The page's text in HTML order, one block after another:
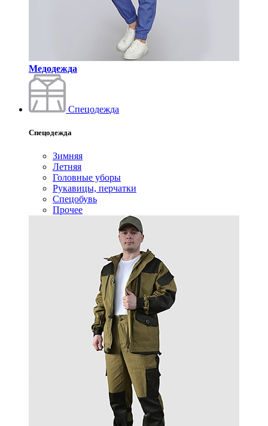
Медодежда
Спецодежда
Спецодежда
Зимняя
Летняя
Головные уборы
Рукавицы, перчатки
Спецобувь
Прочее